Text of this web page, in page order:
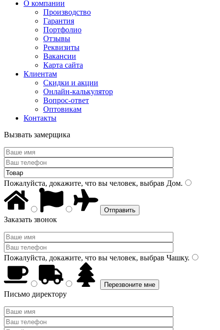
О компании
Производство
Гарантия
Портфолио
Отзывы
Реквизиты
Вакансии
Карта сайта
Клиентам
Скидки и акции
Онлайн-калькулятор
Вопрос-ответ
Оптовикам
Контакты
Вызвать замерщика
Пожалуйста, докажите, что вы человек, выбрав Дом.
Заказать звонок
Пожалуйста, докажите, что вы человек, выбрав Чашку.
Письмо директору